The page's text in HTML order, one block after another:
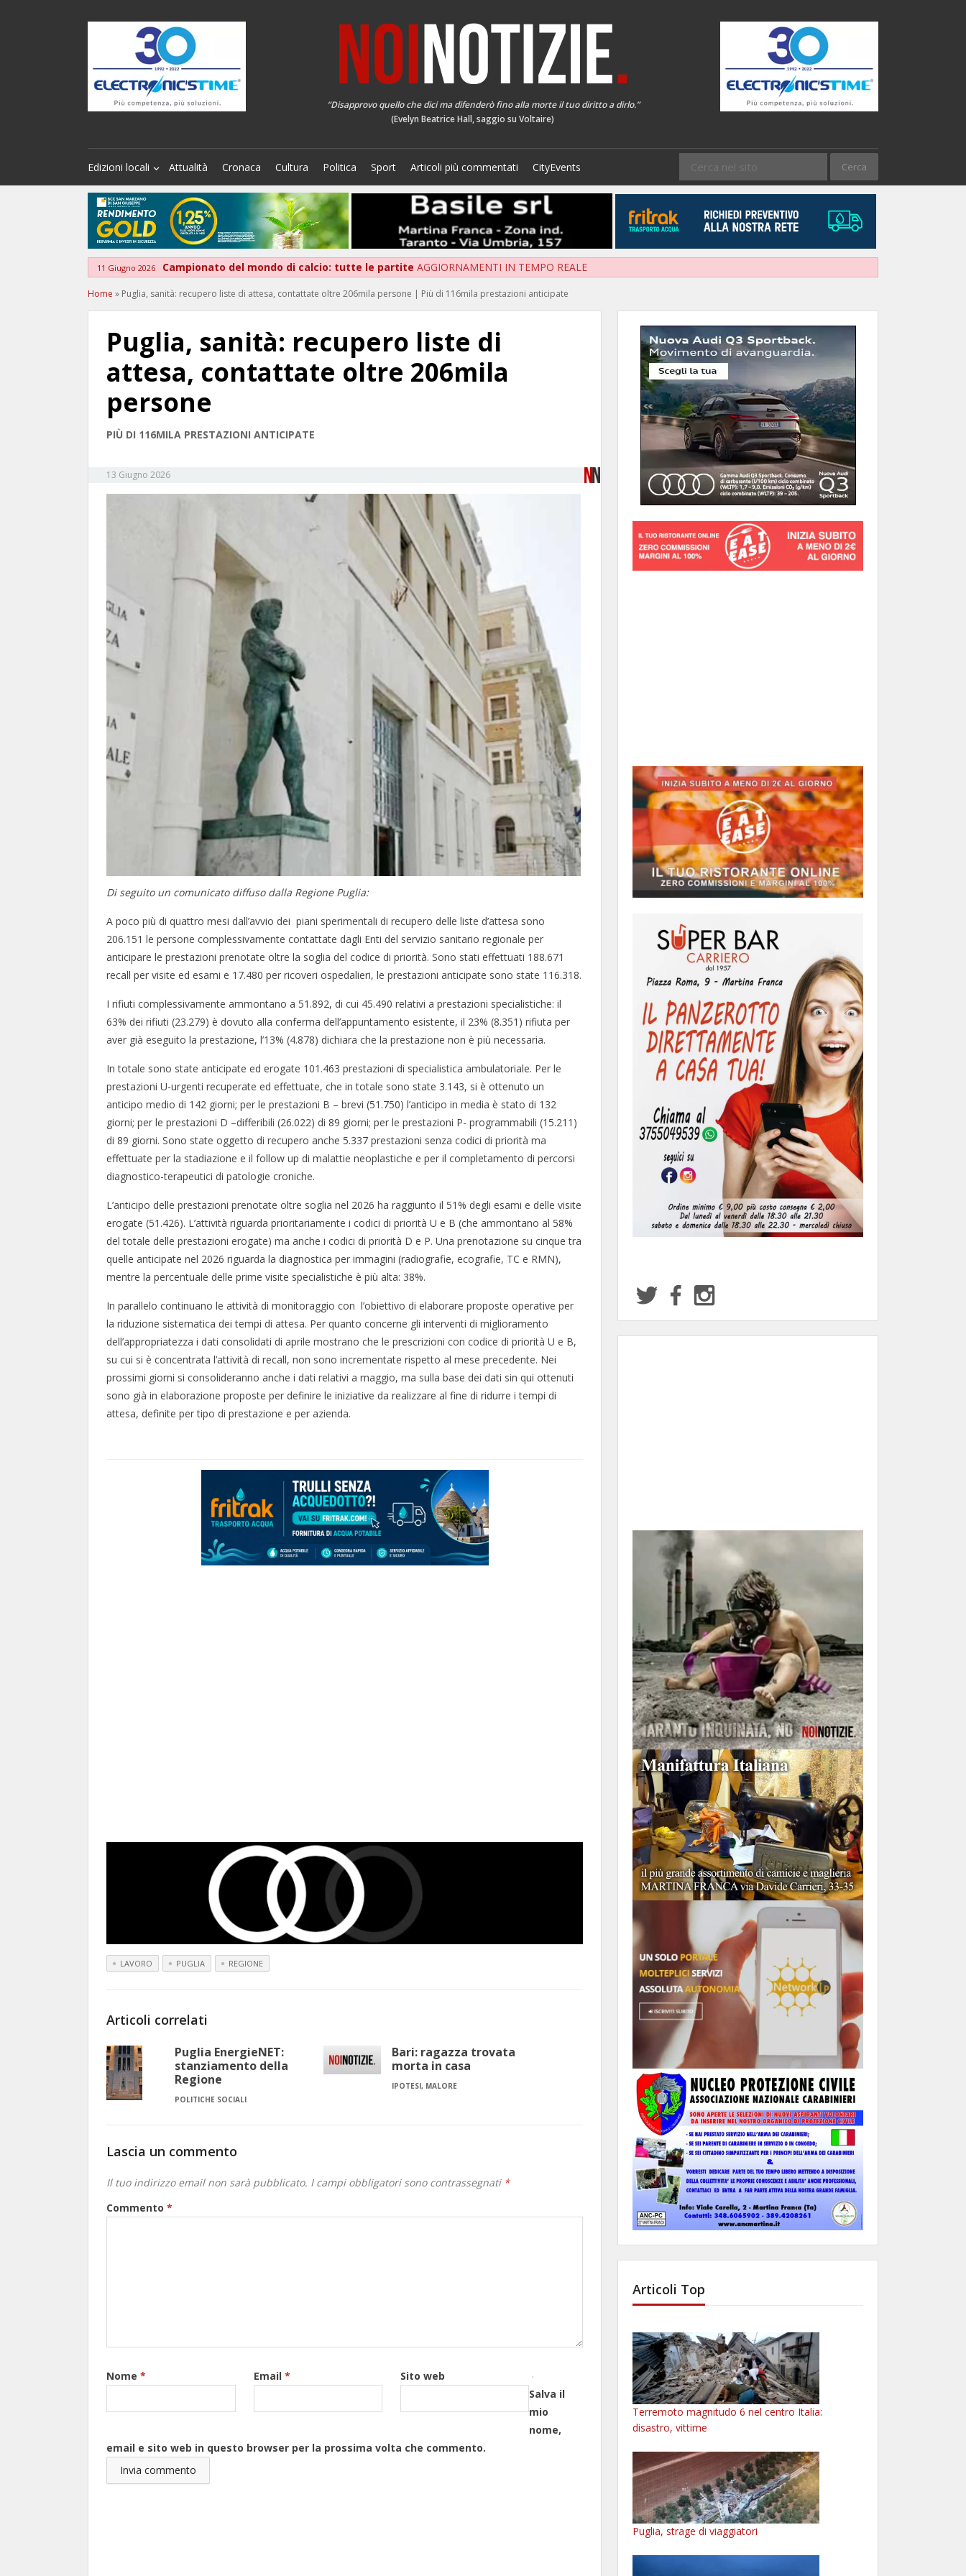
“Disapprovo quello che dici ma difenderò fino alla morte il tuo diritto a dirlo.”
(Evelyn Beatrice Hall, saggio su Voltaire)
Edizioni locali Attualità Cronaca Cultura Politica Sport Articoli più commentati CityEvents
11 Giugno 2026 Campionato del mondo di calcio: tutte le partite AGGIORNAMENTI IN TEMPO REALE
Home » Puglia, sanità: recupero liste di attesa, contattate oltre 206mila persone | Più di 116mila prestazioni anticipate
Puglia, sanità: recupero liste di
attesa, contattate oltre 206mila
persone
PIÙ DI 116MILA PRESTAZIONI ANTICIPATE
13 Giugno 2026
Di seguito un comunicato diffuso dalla Regione Puglia:
A poco più di quattro mesi dall’avvio dei piani sperimentali di recupero delle liste d’attesa sono
206.151 le persone complessivamente contattate dagli Enti del servizio sanitario regionale per
anticipare le prestazioni prenotate oltre la soglia del codice di priorità. Sono stati effettuati 188.671
recall per visite ed esami e 17.480 per ricoveri ospedalieri, le prestazioni anticipate sono state 116.318.
I rifiuti complessivamente ammontano a 51.892, di cui 45.490 relativi a prestazioni specialistiche: il
63% dei rifiuti (23.279) è dovuto alla conferma dell’appuntamento esistente, il 23% (8.351) rifiuta per
aver già eseguito la prestazione, l’13% (4.878) dichiara che la prestazione non è più necessaria.
In totale sono state anticipate ed erogate 101.463 prestazioni di specialistica ambulatoriale. Per le
prestazioni U-urgenti recuperate ed effettuate, che in totale sono state 3.143, si è ottenuto un
anticipo medio di 142 giorni; per le prestazioni B – brevi (51.750) l’anticipo in media è stato di 132
giorni; per le prestazioni D –differibili (26.022) di 89 giorni; per le prestazioni P- programmabili (15.211)
di 89 giorni. Sono state oggetto di recupero anche 5.337 prestazioni senza codici di priorità ma
effettuate per la stadiazione e il follow up di malattie neoplastiche e per il completamento di percorsi
diagnostico-terapeutici di patologie croniche.
L’anticipo delle prestazioni prenotate oltre soglia nel 2026 ha raggiunto il 51% degli esami e delle visite
erogate (51.426). L’attività riguarda prioritariamente i codici di priorità U e B (che ammontano al 58%
del totale delle prestazioni erogate) ma anche i codici di priorità D e P. Una prenotazione su cinque tra
quelle anticipate nel 2026 riguarda la diagnostica per immagini (radiografie, ecografie, TC e RMN),
mentre la percentuale delle prime visite specialistiche è più alta: 38%.
In parallelo continuano le attività di monitoraggio con l’obiettivo di elaborare proposte operative per
la riduzione sistematica dei tempi di attesa. Per quanto concerne gli interventi di miglioramento
dell’appropriatezza i dati consolidati di aprile mostrano che le prescrizioni con codice di priorità U e B,
su cui si è concentrata l’attività di recall, non sono incrementate rispetto al mese precedente. Nei
prossimi giorni si consolideranno anche i dati relativi a maggio, ma sulla base dei dati sin qui ottenuti
sono già in elaborazione proposte per definire le iniziative da realizzare al fine di ridurre i tempi di
attesa, definite per tipo di prestazione e per azienda.
LAVORO PUGLIA REGIONE
Articoli correlati
Puglia EnergieNET:
stanziamento della
Regione
POLITICHE SOCIALI
Bari: ragazza trovata
morta in casa
IPOTESI, MALORE
Lascia un commento
Il tuo indirizzo email non sarà pubblicato. I campi obbligatori sono contrassegnati *
Commento *
Nome * Email *
Sito web
Salva il
mio
nome,
email e sito web in questo browser per la prossima volta che commento.
Articoli Top
Terremoto magnitudo 6 nel centro Italia:
disastro, vittime
Puglia, strage di viaggiatori